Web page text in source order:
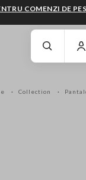
DERULEAZĂ ÎN
COMENZI DE
Collection